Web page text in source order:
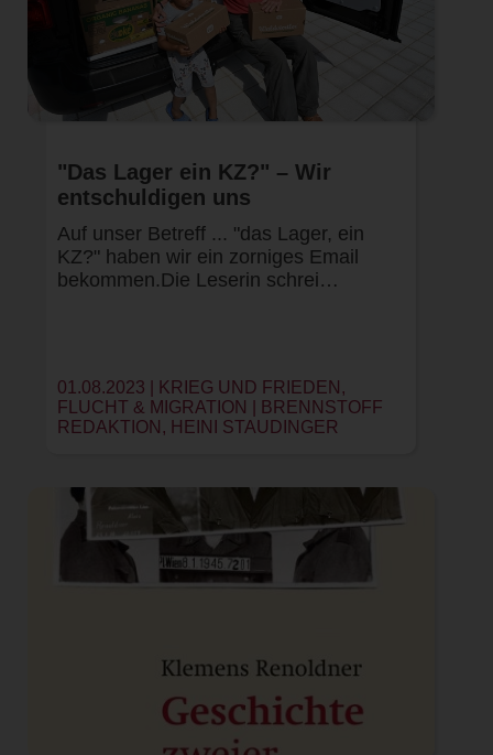
"Das Lager ein KZ?" – Wir
entschuldigen uns
Auf unser Betreff ... "das Lager, ein
KZ?" haben wir ein zorniges Email
bekommen.Die Leserin schrei…
01.08.2023 | KRIEG UND FRIEDEN,
FLUCHT & MIGRATION |
BRENNSTOFF
REDAKTION , HEINI STAUDINGER